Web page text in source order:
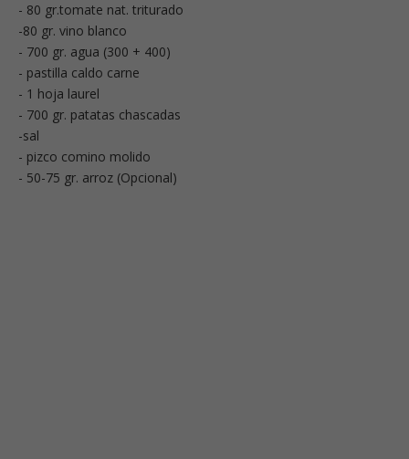
- 80 gr.tomate nat. triturado
-80 gr. vino blanco
- 700 gr. agua (300 + 400)
- pastilla caldo carne
- 1 hoja laurel
- 700 gr. patatas chascadas
-sal
- pizco comino molido
- 50-75 gr. arroz (Opcional)